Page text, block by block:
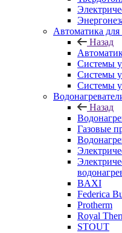
Автоматика для
Назад
Системы
Системы
Системы
Назад
Газовые
BAXI
Federica
Protherm
Royal
STOUT